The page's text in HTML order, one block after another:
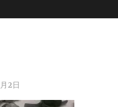
ツー
2日